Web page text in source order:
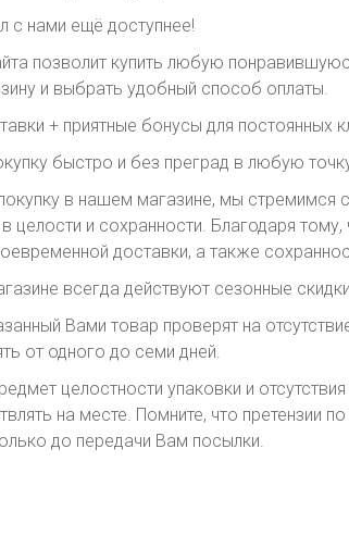
с нами ещё доступнее!
позволит купить любую
и выбрать удобный способ оплаты.
+ приятные бонусы для постоянных
быстро и без преград в любую
в нашем магазине, мы стремимся
целости и сохранности. Благодаря
доставки, а также
всегда действуют сезонные
Вами товар проверят на
от одного до семи дней.
целостности упаковки и
на месте. Помните, что претензии
до передачи Вам посылки.